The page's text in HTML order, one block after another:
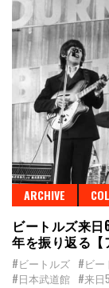
ARCHIVE
ビートルズ来
年を振り返る【
#ビートルズ #ビー
#日本武道館 #来日